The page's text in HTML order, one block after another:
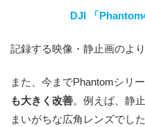
DJI 「
記録する映像・静止画のよ
また、今までPhantomシリ
も大きく改善。例えば、静
まいがちな広角レンズでし